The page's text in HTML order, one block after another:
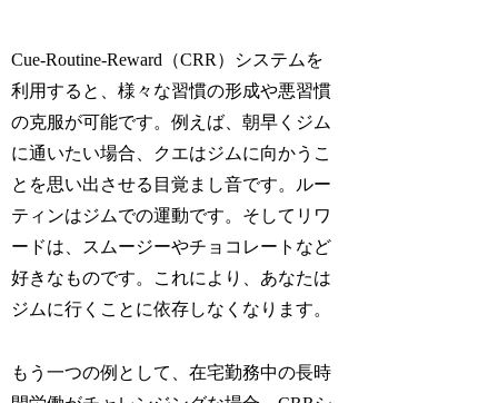
Cue-Routine-Reward（CRR）システムを
利用すると、様々な習慣の形成や悪習慣
の克服が可能です。例えば、朝早くジム
に通いたい場合、クエはジムに向かうこ
とを思い出させる目覚まし音です。ルー
ティンはジムでの運動です。そしてリワ
ードは、スムージーやチョコレートなど
好きなものです。これにより、あなたは
ジムに行くことに依存しなくなります。
もう一つの例として、在宅勤務中の長時